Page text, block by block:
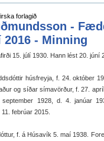
forlagið
-
2016 - Minning
15. júlí 1930. Hann lést 20. júní
húsfreyja, f. 24. október
og síðar símavörður, f. 27. apríl
1928, d. 4. janúar
febrúar 2015.
f. á Húsavík 5. maí 1938.